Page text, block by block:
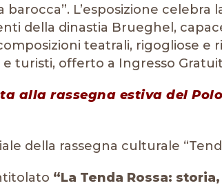
L’esposizione celebra
della dinastia Brueghel,
teatrali, rigogliose e
turisti, offerto a Ingresso
alla rassegna estiva del
della rassegna culturale
“La Tenda Rossa: